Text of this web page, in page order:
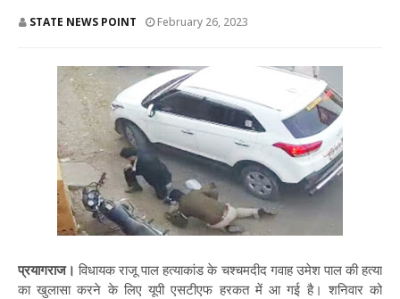
STATE NEWS POINT February 26, 2023
प्रयागराज। विधायक राजू पाल हत्याकांड के चश्चमदीद गवाह उमेश पाल की हत्या
का खुलासा करने के लिए यूपी एसटीएफ हरकत में आ गई है। शनिवार को